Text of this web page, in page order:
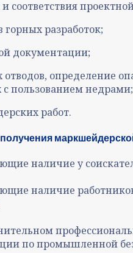
соответствия
горных разработок;
документации;
определение
с пользованием недрами;
работ.
наличие у
наличие
по промышленной